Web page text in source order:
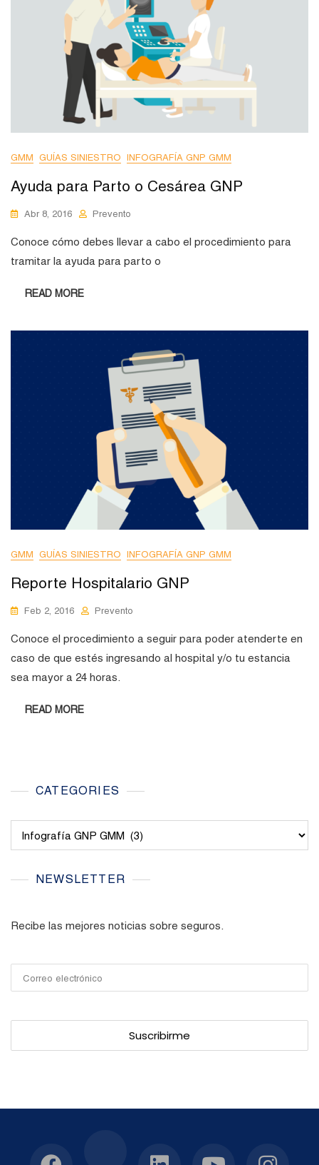
GMM GUÍAS SINIESTRO INFOGRAFÍA GNP GMM
Ayuda para Parto o Cesárea GNP
Abr 8, 2016 Prevento
Conoce cómo debes llevar a cabo el procedimiento para
tramitar la ayuda para parto o
READ MORE
GMM GUÍAS SINIESTRO INFOGRAFÍA GNP GMM
Reporte Hospitalario GNP
Feb 2, 2016 Prevento
Conoce el procedimiento a seguir para poder atenderte en
caso de que estés ingresando al hospital y/o tu estancia
sea mayor a 24 horas.
READ MORE
CATEGORIES
NEWSLETTER
Recibe las mejores noticias sobre seguros.